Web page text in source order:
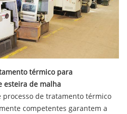
térmico para
esteira de malha
processo de tratamento térmico
competentes garantem a